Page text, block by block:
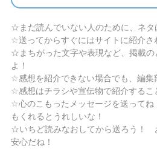
☆まだ読んでいない人のために、ネタ
☆送ってからすぐにはサイトに紹介さ
☆まちがった文字や表現など、掲載の
よ！
☆感想を紹介できない場合でも、編集
☆感想はチラシや宣伝物で紹介するこ
☆心のこもったメッセージを送って
もくれるとうれしいな！
☆いちど読みなおしてから送ろう！
安心だね！